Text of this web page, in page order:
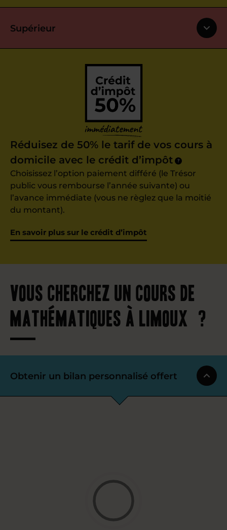
Supérieur
Réduisez de 50% le tarif de vos cours à
domicile avec le crédit d’impôt
?
Choisissez l’option paiement différé (le Trésor
public vous rembourse l’année suivante) ou
l’avance immédiate (vous ne règlez que la moitié
du montant).
En savoir plus sur le crédit d’impôt
Vous cherchez un cours de
mathématiques à Limoux ?
Obtenir un bilan personnalisé offert